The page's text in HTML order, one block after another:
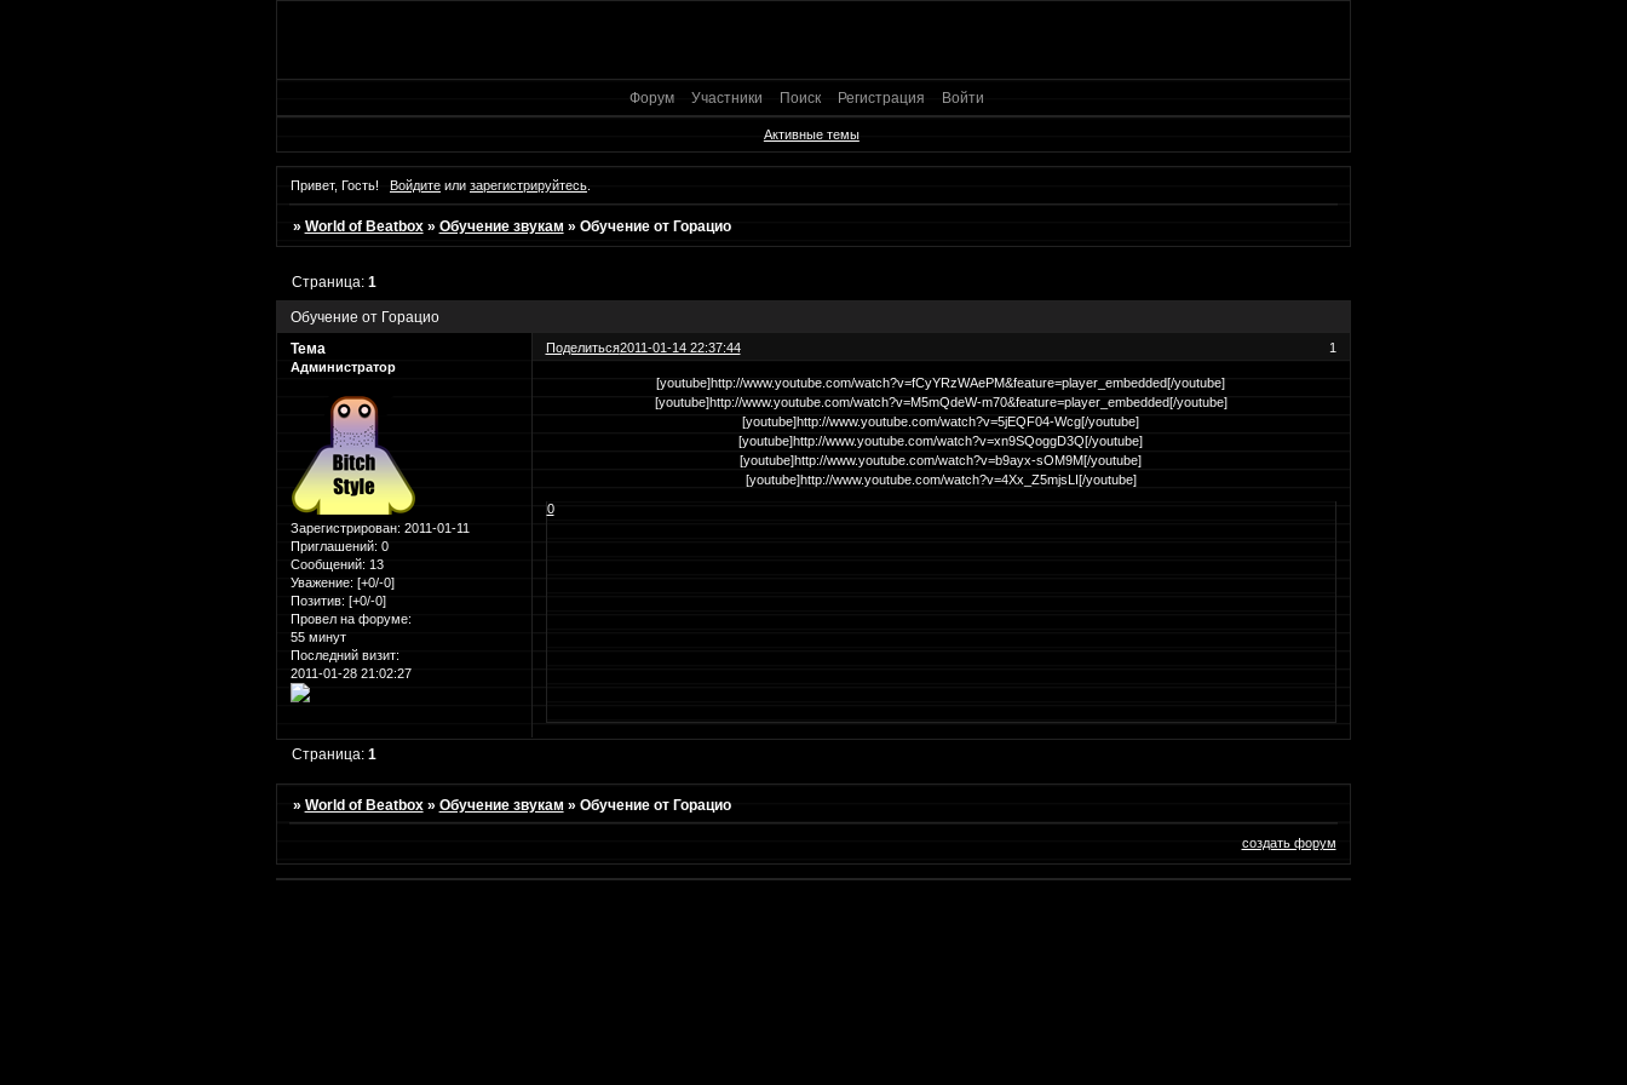
Форум Участники Поиск Регистрация Войти
Активные темы
Привет, Гость! Войдитеили зарегистрируйтесь.
» World of Beatbox » Обучение звукам » Обучение от Горацио
Обучение от Горацио
Страница: 1
Поделиться 1
2011-01-14 22:37:44
Тема
Администратор
Зарегистрирован: 2011-01-11
Приглашений: 0
Сообщений: 13
Уважение: [+0/-0]
Позитив: [+0/-0]
Провел на форуме:
55 минут
Последний визит:
2011-01-28 21:02:27
[youtube]http://www.youtube.com/watch?v=fCyYRzWAePM&feature=player_embedded[/youtube]
[youtube]http://www.youtube.com/watch?v=M5mQdeW-m70&feature=player_embedded[/youtube]
[youtube]http://www.youtube.com/watch?v=5jEQF04-Wcg[/youtube]
[youtube]http://www.youtube.com/watch?v=xn9SQoggD3Q[/youtube]
[youtube]http://www.youtube.com/watch?v=b9ayx-sOM9M[/youtube]
[youtube]http://www.youtube.com/watch?v=4Xx_Z5mjsLI[/youtube]
0
Страница: 1
» World of Beatbox » Обучение звукам » Обучение от Горацио
создать форум